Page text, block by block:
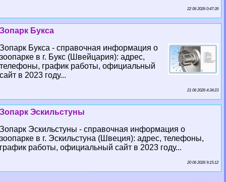
22 06 2026 0:47:39
Зопарк Букса
Зопарк Букса - справочная информация о
зоопарке в г. Букс (Швейцария): адрес,
телефоны, график работы, официальный
сайт в 2023 году...
21 06 2026 4:34:23
Зопарк Эскильстуны
Зопарк Эскильстуны - справочная информация о
зоопарке в г. Эскильстуна (Швеция): адрес, телефоны,
график работы, официальный сайт в 2023 году...
20 06 2026 9:15:12